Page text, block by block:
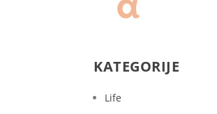
KATEGORIJE
Life